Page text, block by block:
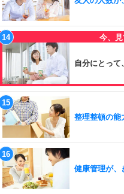
自分にとって
整理整頓の能
健康管理が、